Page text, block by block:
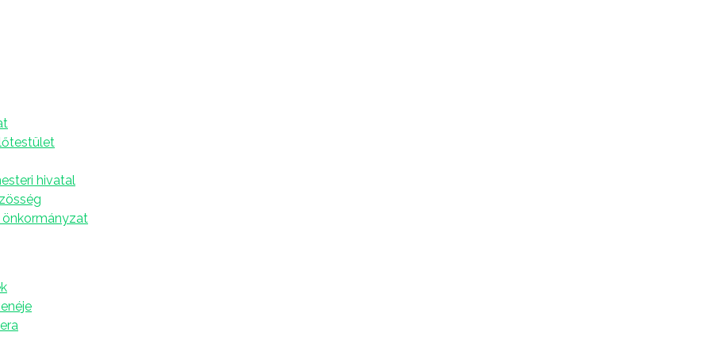
hivatal
önkormányzat
vett részt
csütörtökre halasztották Szenttamáson az Ifjúsági
község területéről több mint 100 gyerek
négy különböző versenycsoportban léptek
és két tűz között játék is.
belül megvannak a győztesek, akik a
a községet. A gyerekek tanáraikkal együtt június
dobogós helyezést elérni, így kijuthatnak az
Slobodan Subić, a szenttamási Sport-,